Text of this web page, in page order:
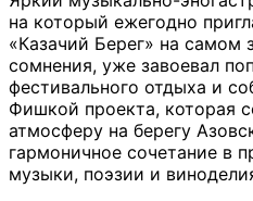
на который ежегодно
«Казачий Берег» на самом
сомнения, уже завоевал
фестивального отдыха и
Фишкой проекта, которая
атмосферу на берегу
гармоничное сочетание в
музыки, поэзии и